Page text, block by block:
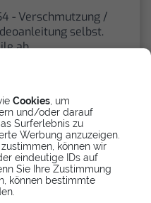
Cookies , um
und/oder darauf
Surferlebnis zu
Werbung anzuzeigen.
können wir
eindeutige IDs auf
Sie Ihre Zustimmung
können bestimmte
- Verschmutzung /
selbst.
ab